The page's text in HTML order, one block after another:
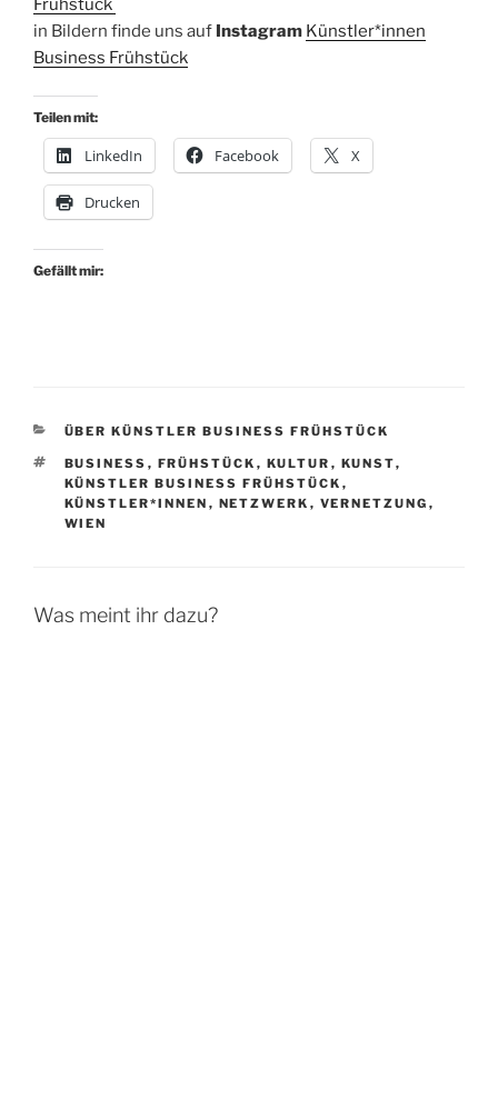
Frühstück
in Bildern finde uns auf Instagram Künstler*innen
Business Frühstück
Teilen mit:
LinkedIn Facebook X
Drucken
Gefällt mir:
KATEGORIEN
ÜBER KÜNSTLER BUSINESS FRÜHSTÜCK
SCHLAGWÖRTER
BUSINESS , FRÜHSTÜCK , KULTUR , KUNST,
KÜNSTLER BUSINESS FRÜHSTÜCK ,
KÜNSTLER*INNEN , NETZWERK , VERNETZUNG ,
WIEN
Was meint ihr dazu?